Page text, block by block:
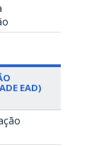
EAD)